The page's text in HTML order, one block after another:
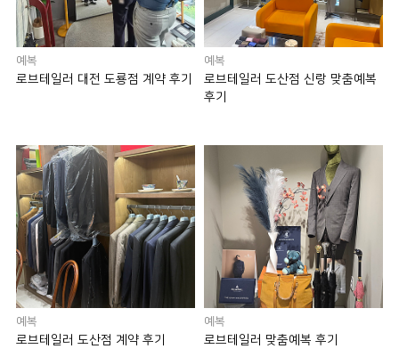
예복
로브테일러 대전 도룡점 계약 후기
예복
로브테일러 도산점 신랑 맞춤예복
후기
예복
로브테일러 도산점 계약 후기
예복
로브테일러 맞춤예복 후기